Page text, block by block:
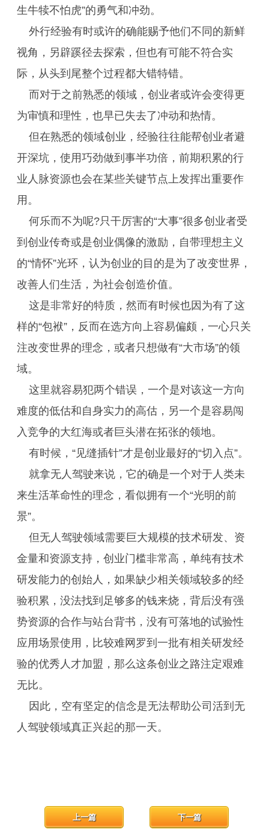
生牛犊不怕虎”的勇气和冲劲。
外行经验有时或许的确能赐予他们不同的新鲜
视角，另辟蹊径去探索，但也有可能不符合实
际，从头到尾整个过程都大错特错。
而对于之前熟悉的领域，创业者或许会变得更
为审慎和理性，也早已失去了冲动和热情。
但在熟悉的领域创业，经验往往能帮创业者避
开深坑，使用巧劲做到事半功倍，前期积累的行
业人脉资源也会在某些关键节点上发挥出重要作
用。
何乐而不为呢?只干厉害的“大事”很多创业者受
到创业传奇或是创业偶像的激励，自带理想主义
的“情怀”光环，认为创业的目的是为了改变世界，
改善人们生活，为社会创造价值。
这是非常好的特质，然而有时候也因为有了这
样的“包袱”，反而在选方向上容易偏颇，一心只关
注改变世界的理念，或者只想做有“大市场”的领
域。
这里就容易犯两个错误，一个是对该这一方向
难度的低估和自身实力的高估，另一个是容易闯
入竞争的大红海或者巨头潜在拓张的领地。
有时候，“见缝插针”才是创业最好的“切入点”。
就拿无人驾驶来说，它的确是一个对于人类未
来生活革命性的理念，看似拥有一个“光明的前
景”。
但无人驾驶领域需要巨大规模的技术研发、资
金量和资源支持，创业门槛非常高，单纯有技术
研发能力的创始人，如果缺少相关领域较多的经
验积累，没法找到足够多的钱来烧，背后没有强
势资源的合作与站台背书，没有可落地的试验性
应用场景使用，比较难网罗到一批有相关研发经
验的优秀人才加盟，那么这条创业之路注定艰难
无比。
因此，空有坚定的信念是无法帮助公司活到无
人驾驶领域真正兴起的那一天。
下一篇
上一篇